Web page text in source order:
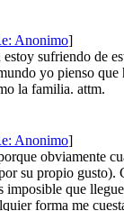
Anonimo]
sufriendo de
yo pienso que
la familia. attm.
Anonimo]
obviamente
su propio gusto).
imposible que
forma me